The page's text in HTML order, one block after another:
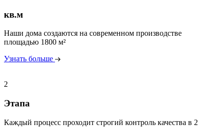
кв.м
Наши дома создаются на современном производстве
площадью 1800 м²
Узнать больше
2
Этапа
Каждый процесс проходит строгий контроль качества в 2